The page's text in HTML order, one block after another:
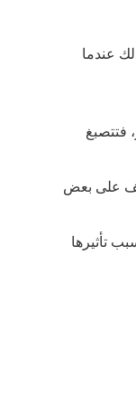
عندما
فتتصبغ
على بعض
تأثيرها